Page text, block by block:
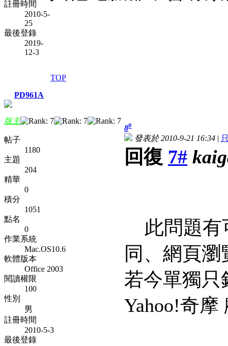
註冊時間
2010-5-
25
最後登錄
2019-
12-3
TOP
PD961A
版主
帖子
1180
主題
204
精華
0
積分
1051
點名
0
作業系統
Mac.OS10.6
軟體版本
Office 2003
閱讀權限
100
性別
男
註冊時間
2010-5-3
最後登錄
8#
發表於 2010-9-21 16:34 |
回復 7#
此問題有
同、網頁
若今單獨只
Yahoo!奇